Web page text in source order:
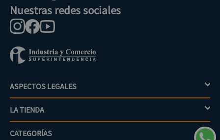
Nuestras redes sociales
ASPECTOS LEGALES +
Política de tratamiento de datos personales
LA TIENDA +
Mi cuenta
CATEGORÍAS